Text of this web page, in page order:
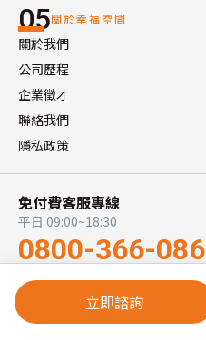
立即諮詢
05關於幸福空間
關於我們
公司歷程
企業徵才
聯絡我們
隱私政策
免付費客服專線
平日 09:00~18:30
0800-366-086
訂閱居家靈感週報